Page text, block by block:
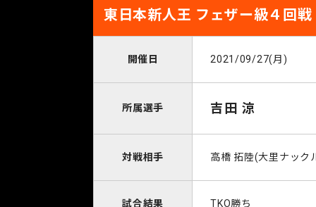
東日本新人王 フェザー級４回戦
開催日 2021/09/27(月)
所属選手 吉田 涼
対戦相手 高橋 拓陸(大里ナック
試合結果 TKO勝ち